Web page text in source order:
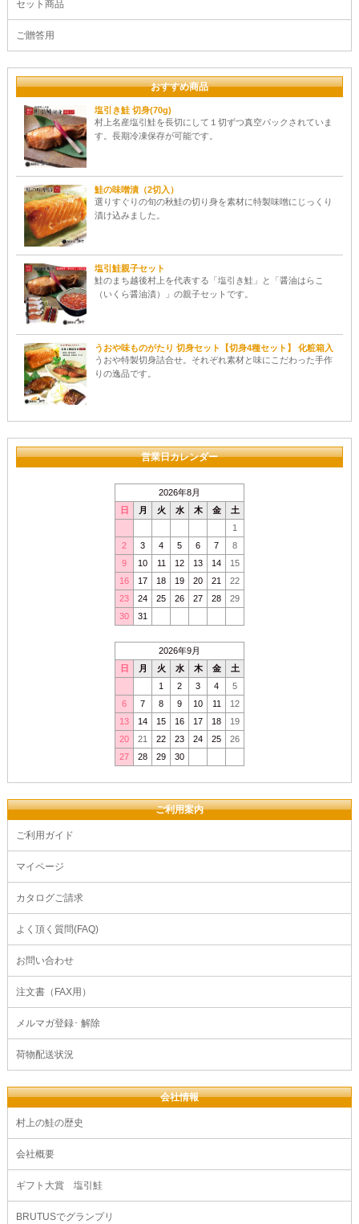
セット商品
ご贈答用
おすすめ商品
塩引き鮭 切身(70g)
村上名産塩引鮭を長切にして１切ずつ真空パックされていま
す。長期冷凍保存が可能です。
鮭の味噌漬（2切入）
選りすぐりの旬の秋鮭の切り身を素材に特製味噌にじっくり
漬け込みました。
塩引鮭親子セット
鮭のまち越後村上を代表する「塩引き鮭」と「醤油はらこ
（いくら醤油漬）」の親子セットです。
うおや味ものがたり 切身セット【切身4種セット】 化粧箱入
うおや特製切身詰合せ。それぞれ素材と味にこだわった手作
りの逸品です。
営業日カレンダー
2026年8月
日
月 火 水 木 金
土
1
2
3 4 5 6 7
8
9
10 11 12 13 14
15
16
17 18 19 20 21
22
23
24 25 26 27 28
29
30
31
2026年9月
日
月 火 水 木 金
土
1
2 3 4
5
6
7 8 9 10 11
12
13
14 15 16 17 18
19
20
21 22 23 24 25
26
27
28 29 30
ご利用案内
ご利用ガイド
マイページ
カタログご請求
よく頂く質問(FAQ)
お問い合わせ
注文書（FAX用）
メルマガ登録･ 解除
荷物配送状況
会社情報
村上の鮭の歴史
会社概要
ギフト大賞 塩引鮭
BRUTUSでグランプリ